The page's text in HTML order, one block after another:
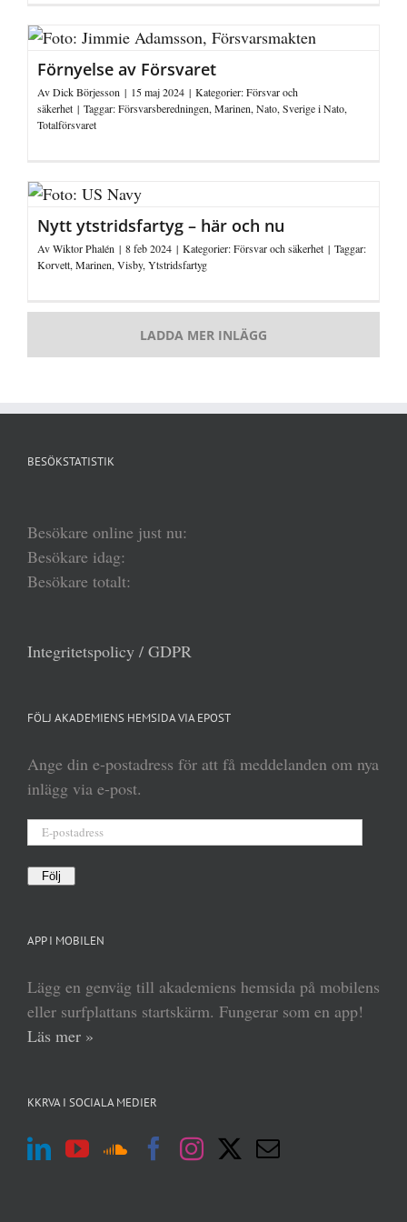
Förnyelse av Försvaret
AvDick Börjesson | 15 maj 2024 | Kategorier:Försvar och
säkerhet | Taggar:Försvarsberedningen,Marinen,Nato,Sverige i Nato,
Totalförsvaret
Nytt ytstridsfartyg – här och nu
AvWiktor Phalén | 8 feb 2024 | Kategorier:Försvar och säkerhet | Taggar:
Korvett,Marinen,Visby,Ytstridsfartyg
LADDA MER INLÄGG
BESÖKSTATISTIK
Besökare online just nu:
Besökare idag:
Besökare totalt:
Integritetspolicy / GDPR
FÖLJ AKADEMIENS HEMSIDA VIA EPOST
Ange din e-postadress för att få meddelanden om nya
inlägg via e-post.
postadress
Följ
APP I MOBILEN
Lägg en genväg till akademiens hemsida på mobilens
eller surfplattans startskärm. Fungerar som en app!
Läs mer »
KKRVA I SOCIALA MEDIER